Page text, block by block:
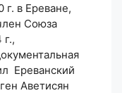
г. в Ереване,
Союза
Ереванский
Аветисян